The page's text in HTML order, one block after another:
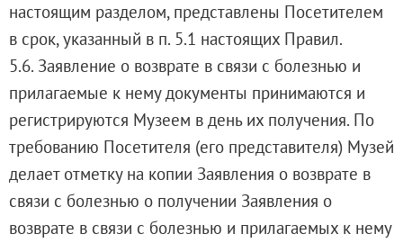
настоящим разделом, представлены Посетителем
в срок, указанный в п. 5.1 настоящих Правил.
5.6. Заявление о возврате в связи с болезнью и
прилагаемые к нему документы принимаются и
регистрируются Музеем в день их получения. По
требованию Посетителя (его представителя) Музей
делает отметку на копии Заявления о возврате в
связи с болезнью о получении Заявления о
возврате в связи с болезнью и прилагаемых к нему